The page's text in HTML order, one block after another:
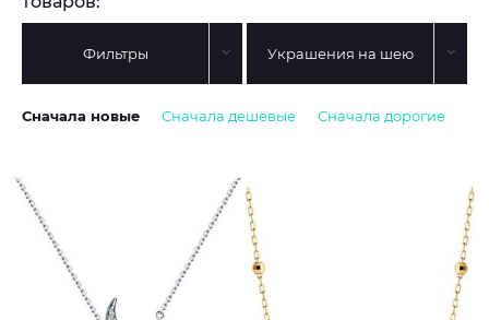
Фильтры Украшения на шею
Сначала новые Сначала дешёвые Сначала дорогие